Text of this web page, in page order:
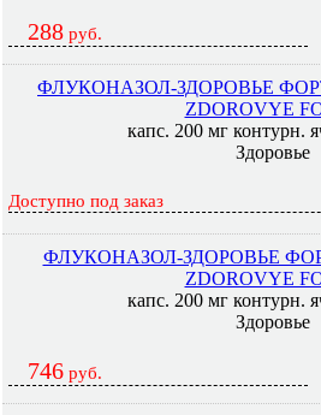
288 руб.
ФЛУКОНАЗОЛ-ЗДОРОВЬЕ
ZDOROVYE
капс. 200 мг контурн.
Здоровье
Доступно под заказ
ФЛУКОНАЗОЛ-ЗДОРОВЬЕ
ZDOROVYE
капс. 200 мг контурн.
Здоровье
746 руб.